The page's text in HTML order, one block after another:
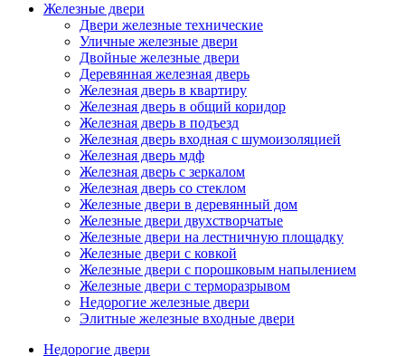
Железные двери
Двери железные технические
Уличные железные двери
Двойные железные двери
Деревянная железная дверь
Железная дверь в квартиру
Железная дверь в общий коридор
Железная дверь в подъезд
Железная дверь входная с шумоизоляцией
Железная дверь мдф
Железная дверь с зеркалом
Железная дверь со стеклом
Железные двери в деревянный дом
Железные двери двухстворчатые
Железные двери на лестничную площадку
Железные двери с ковкой
Железные двери с порошковым напылением
Железные двери с терморазрывом
Недорогие железные двери
Элитные железные входные двери
Недорогие двери